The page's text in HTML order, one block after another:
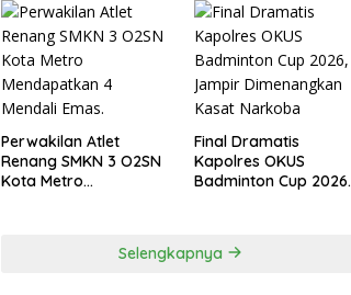
Perwakilan Atlet
Renang SMKN 3 O2SN
Kota Metro
Final Dramatis
Kapolres OKUS
Badminton Cup 2026,
Selengkapnya